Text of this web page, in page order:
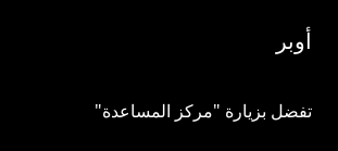
أوبر
تفضل بزيارة "مركز المساعدة"